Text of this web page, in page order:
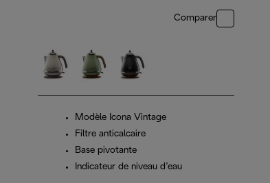
Comparer
Modèle Icona Vintage
Filtre anticalcaire
Base pivotante
Indicateur de niveau d’eau